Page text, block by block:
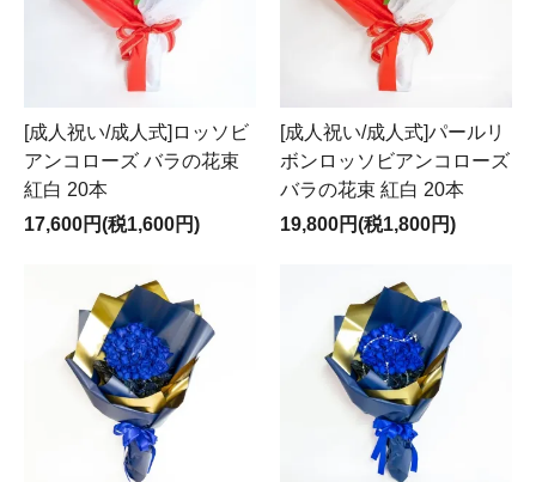
[成人祝い/成人式]ロッソビ
アンコローズ バラの花束
紅白 20本
17,600円(税1,600円)
[成人祝い/成人式]パールリ
ボンロッソビアンコローズ
バラの花束 紅白 20本
19,800円(税1,800円)